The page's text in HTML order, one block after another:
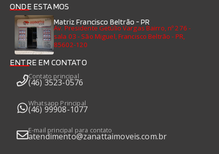
ONDE ESTAMOS
Matriz Francisco Beltrão - PR
Av. Presidente Getúlio Vargas Bairro, nº 276 -
sala 03 - São Miguel, Francisco Beltrão - PR,
85602-120
ENTRE EM CONTATO
Contato principal
(46) 3523-0576
Whatsapp Principal
(46) 99908-1077
E-mail principal para contato
atendimento@zanattaimoveis.com.br